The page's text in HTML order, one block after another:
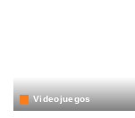
Videojuegos